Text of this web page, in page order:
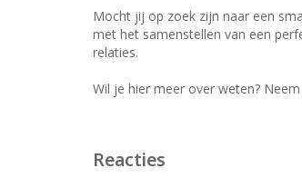
Mocht jij op zoek zijn naar een
met het samenstellen van een
relaties.
Wil je hier meer over weten?
Reacties